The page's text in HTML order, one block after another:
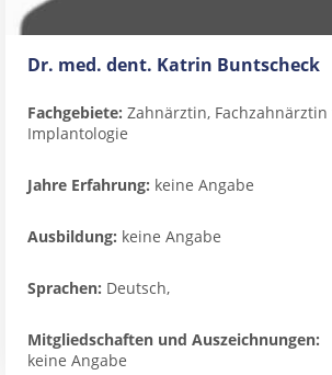
Dr. med. dent. Katrin Buntscheck
Fachgebiete: Zahnärztin,
Implantologie
Jahre Erfahrung: keine Angabe
Ausbildung: keine Angabe
Sprachen: Deutsch,
Mitgliedschaften und Auszeichnungen:
keine Angabe